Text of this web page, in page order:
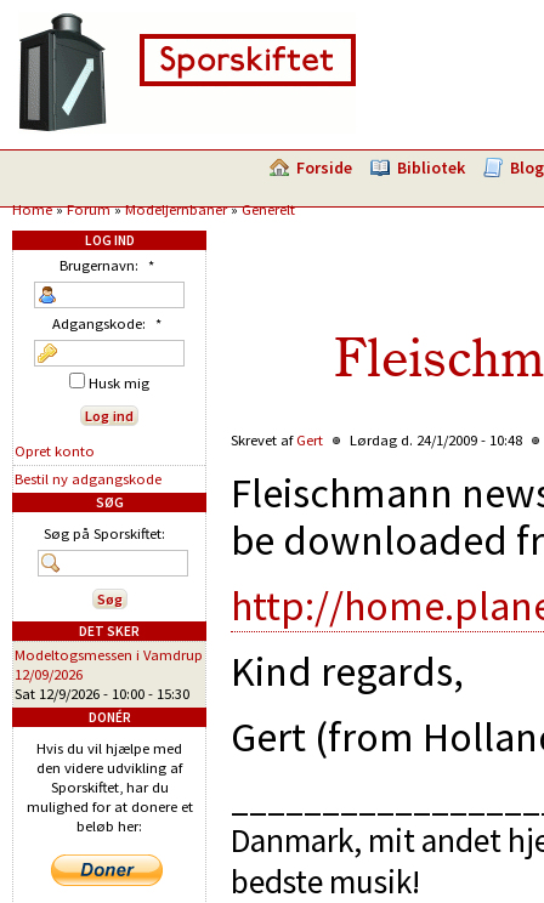
Forside Bibliotek Blog
Home»Forum»Modeljernbaner»Generelt
Skrevet af Gert Lørdag d. 24/1/2009 - 10:48
Fleischmann
be downloaded
http://
Kind regards,
Gert (from
Danmark, mit andet
bedste musik!
LOG IND
Brugernavn: *
Adgangskode: *
Husk mig
Opret konto
Bestil ny adgangskode
SØG
Søg på Sporskiftet:
DET SKER
Modeltogsmessen i Vamdrup
12/09/2026
Sat 12/9/2026 - 10:00 - 15:30
DONÉR
Hvis du vil hjælpe med
den videre udvikling af
Sporskiftet, har du
mulighed for at donere et
beløb her: